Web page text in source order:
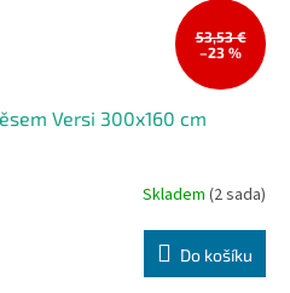
53,53 €
–23 %
Versi 300x160 cm
Skladem (2 sada)
Do košíku